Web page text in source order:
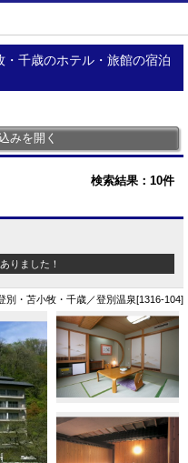
千歳のホテル・旅館の宿泊
みを開く
検索結果： 10件
りました！
別・苫小牧・千歳／登別温泉[1316-104]